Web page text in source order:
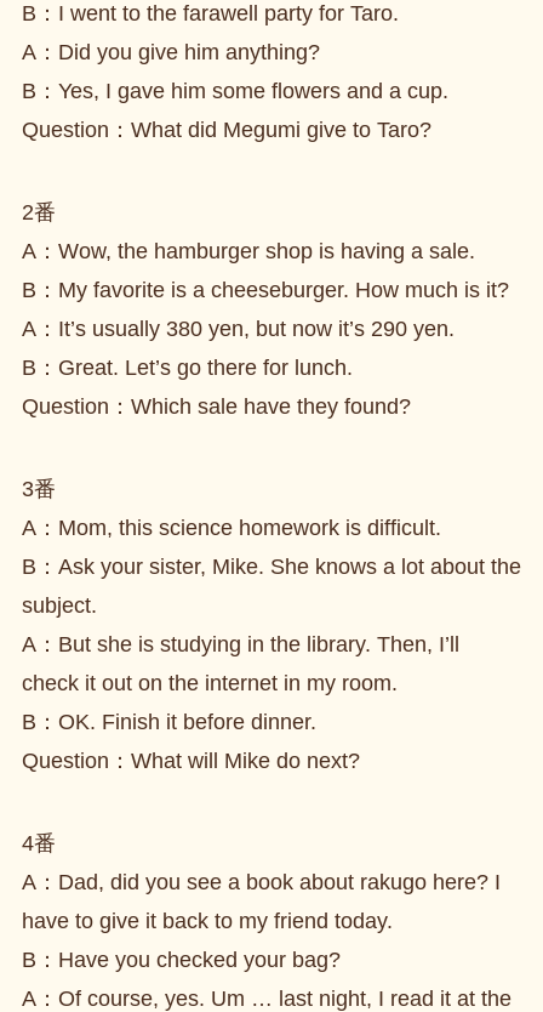
B：I went to the farawell party for Taro.
A：Did you give him anything?
B：Yes, I gave him some flowers and a cup.
Question：What did Megumi give to Taro?
2番
A：Wow, the hamburger shop is having a sale.
B：My favorite is a cheeseburger. How much is it?
A：It’s usually 380 yen, but now it’s 290 yen.
B：Great. Let’s go there for lunch.
Question：Which sale have they found?
3番
A：Mom, this science homework is difficult.
B：Ask your sister, Mike. She knows a lot about the
subject.
A：But she is studying in the library. Then, I’ll
check it out on the internet in my room.
B：OK. Finish it before dinner.
Question：What will Mike do next?
4番
A：Dad, did you see a book about rakugo here? I
have to give it back to my friend today.
B：Have you checked your bag?
A：Of course, yes. Um … last night, I read it at the